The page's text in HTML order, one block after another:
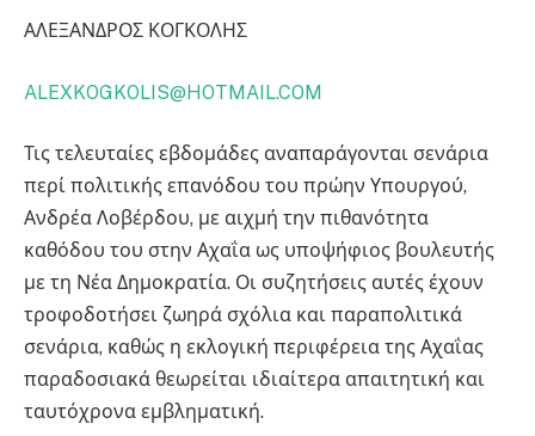
ΑΛΕΞΑΝΔΡΟΣ ΚΟΓΚΟΛΗΣ
ALEXKOGKOLIS@HOTMAIL.COM
Τις τελευταίες εβδομάδες αναπαράγονται σενάρια
περί πολιτικής επανόδου του πρώην Υπουργού,
Ανδρέα Λοβέρδου, με αιχμή την πιθανότητα
καθόδου του στην Αχαΐα ως υποψήφιος βουλευτής
με τη Νέα Δημοκρατία. Οι συζητήσεις αυτές έχουν
τροφοδοτήσει ζωηρά σχόλια και παραπολιτικά
σενάρια, καθώς η εκλογική περιφέρεια της Αχαΐας
παραδοσιακά θεωρείται ιδιαίτερα απαιτητική και
ταυτόχρονα εμβληματική.